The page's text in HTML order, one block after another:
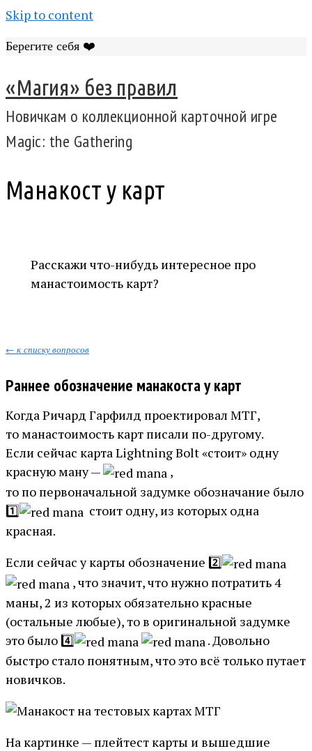
Skip to content
Берегите себя ❤️
«Магия» без правил
Новичкам о коллекционной карточной игре
Magic: the Gathering
Манакост у карт
Расскажи что-нибудь интересное про
манастоимость карт?
← к списку вопросов
Раннее обозначение манакоста у карт
Когда Ричард Гарфилд проектировал МТГ,
то манастоимость карт писали по-другому.
Если сейчас карта Lightning Bolt «стоит» одну
красную ману —
,
то по первоначальной задумке обозначание было
1️⃣
стоит одну, из которых одна
красная.
Если сейчас у карты обозначение 2️⃣
, что значит, что нужно потратить 4
маны, 2 из которых обязательно красные
(остальные любые), то в оригинальной задумке
это было 4️⃣
. Довольно
быстро стало понятным, что это всё только путает
новичков.
На картинке — плейтест карты и вышедшие